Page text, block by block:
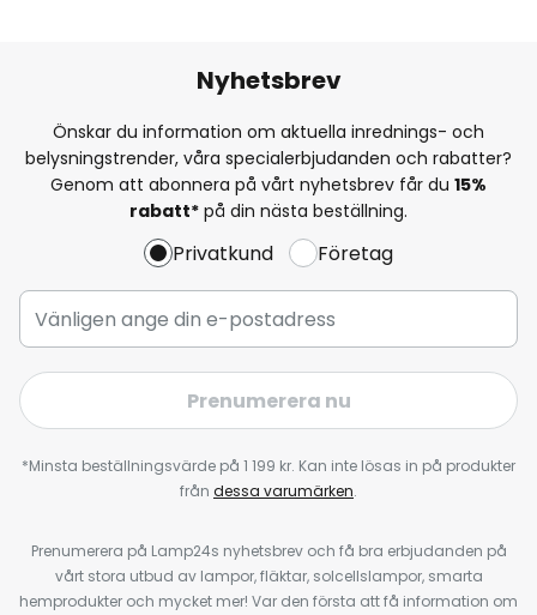
Nyhetsbrev
Önskar du information om aktuella inrednings- och
belysningstrender, våra specialerbjudanden och rabatter?
Genom att abonnera på vårt nyhetsbrev får du 15%
rabatt* på din nästa beställning.
Privatkund Företag
Prenumerera nu
*Minsta beställningsvärde på 1 199 kr. Kan inte lösas in på produkter
från dessa varumärken.
Prenumerera på Lamp24s nyhetsbrev och få bra erbjudanden på
vårt stora utbud av lampor, fläktar, solcellslampor, smarta
hemprodukter och mycket mer! Var den första att få information om